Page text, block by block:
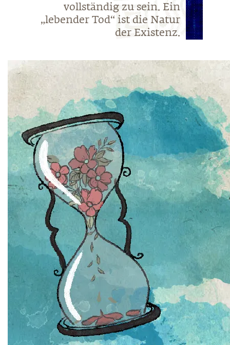
vollständig zu sein. Ein
„lebender Tod“ ist die Natur
der Existenz.